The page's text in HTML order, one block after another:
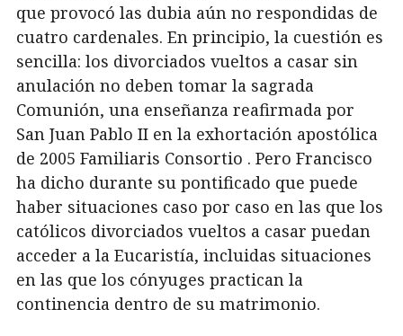
que provocó las dubia aún no respondidas de
cuatro cardenales. En principio, la cuestión es
sencilla: los divorciados vueltos a casar sin
anulación no deben tomar la sagrada
Comunión, una enseñanza reafirmada por
San Juan Pablo II en la exhortación apostólica
de 2005 Familiaris Consortio . Pero Francisco
ha dicho durante su pontificado que puede
haber situaciones caso por caso en las que los
católicos divorciados vueltos a casar puedan
acceder a la Eucaristía, incluidas situaciones
en las que los cónyuges practican la
continencia dentro de su matrimonio.